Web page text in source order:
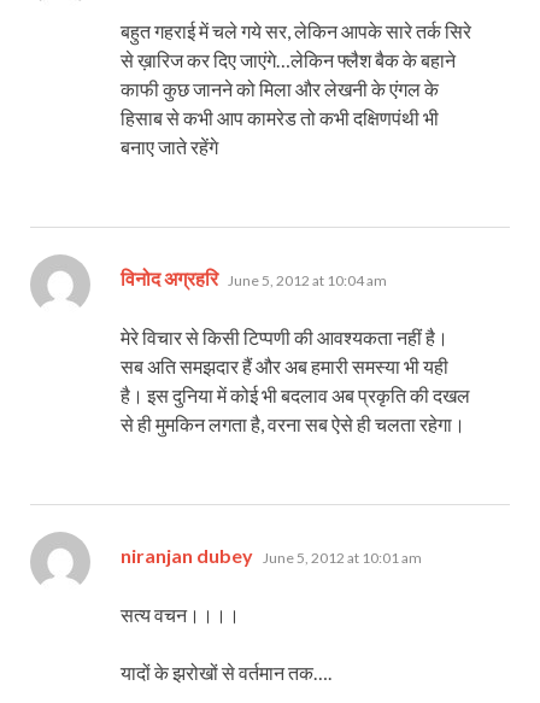
बहुत गहराई में चले गये सर, लेकिन आपके सारे तर्क सिरे
से ख़ारिज कर दिए जाएंगे…लेकिन फ्लैश बैक के बहाने
काफी कुछ जानने को मिला और लेखनी के एंगल के
हिसाब से कभी आप कामरेड तो कभी दक्षिणपंथी भी
बनाए जाते रहेंगे
विनोद अग्रहरि says:
June 5, 2012 at 10:04 am
मेरे विचार से किसी टिप्पणी की आवश्यकता नहीं है।
सब अति समझदार हैं और अब हमारी समस्या भी यही
है। इस दुनिया में कोई भी बदलाव अब प्रकृति की दखल
से ही मुमकिन लगता है, वरना सब ऐसे ही चलता रहेगा।
niranjan dubey says:
June 5, 2012 at 10:01 am
सत्य वचन।।।।
यादों के झरोखों से वर्तमान तक….